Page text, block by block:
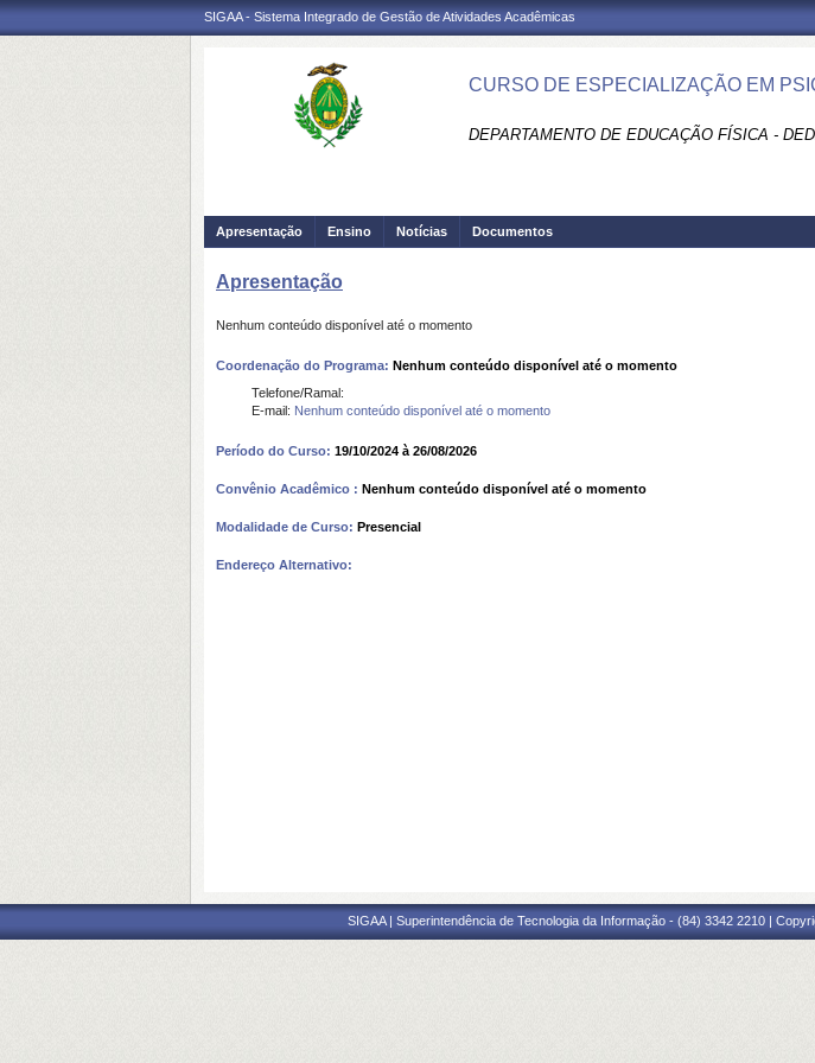
SIGAA - Sistema Integrado de Gestão de Atividades Acadêmicas
CURSO DE ESPECIALIZAÇÃO EM
DEPARTAMENTO DE EDUCAÇÃO FÍSICA -
Apresentação Ensino Notícias Documentos
Apresentação
Nenhum conteúdo disponível até o momento
Coordenação do Programa: Nenhum conteúdo disponível até o momento
Telefone/Ramal:
E-mail: Nenhum conteúdo disponível até o momento
Período do Curso: 19/10/2024 à 26/08/2026
Convênio Acadêmico : Nenhum conteúdo disponível até o momento
Modalidade de Curso: Presencial
Endereço Alternativo:
SIGAA | Superintendência de Tecnologia da Informação - (84) 3342 2210 |